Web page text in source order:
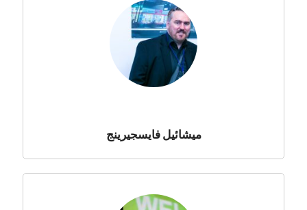
ميشائيل فايسجيرينج